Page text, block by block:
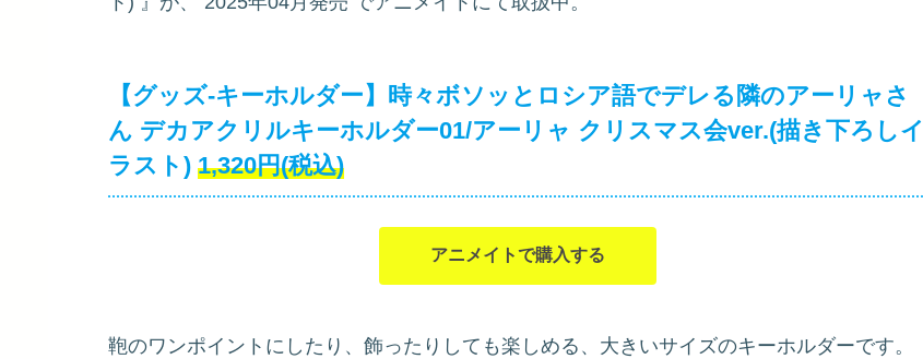
【グッズ-キーホルダー】時々ボソッとロシア語でデレる隣のアーリャさ
ん デカアクリルキーホルダー01/アーリャ クリスマス会ver.(描き下ろしイ
ラスト) 1,320円(税込)
アニメイトで購入する
鞄のワンポイントにしたり、飾ったりしても楽しめる、大きいサイズのキーホルダーです。